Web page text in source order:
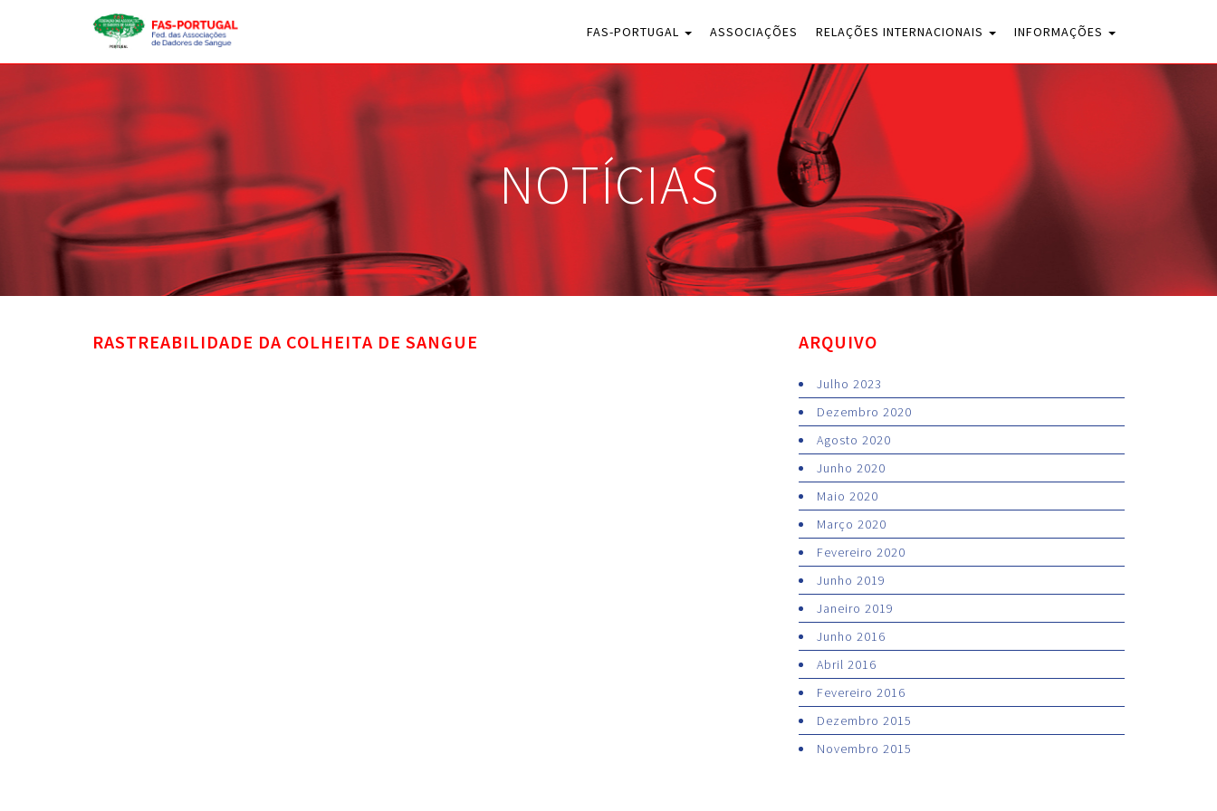
FAS-PORTUGAL ASSOCIAÇÕES RELAÇÕES INTERNACIONAIS INFORMAÇÕES
NOTÍCIAS
RASTREABILIDADE DA COLHEITA DE SANGUE ARQUIVO
Julho 2023
Dezembro 2020
Agosto 2020
Junho 2020
Maio 2020
Março 2020
Fevereiro 2020
Junho 2019
Janeiro 2019
Junho 2016
Abril 2016
Fevereiro 2016
Dezembro 2015
Novembro 2015